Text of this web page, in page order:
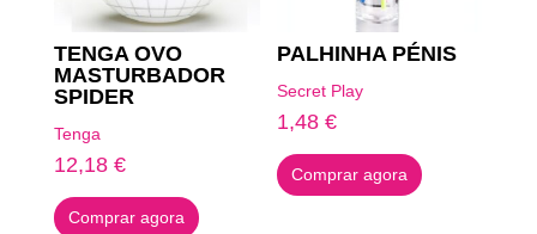
TENGA OVO
MASTURBADOR
SPIDER
Tenga
12,18 €
Comprar agora
PALHINHA PÉNIS
Secret Play
1,48€
Comprar agora